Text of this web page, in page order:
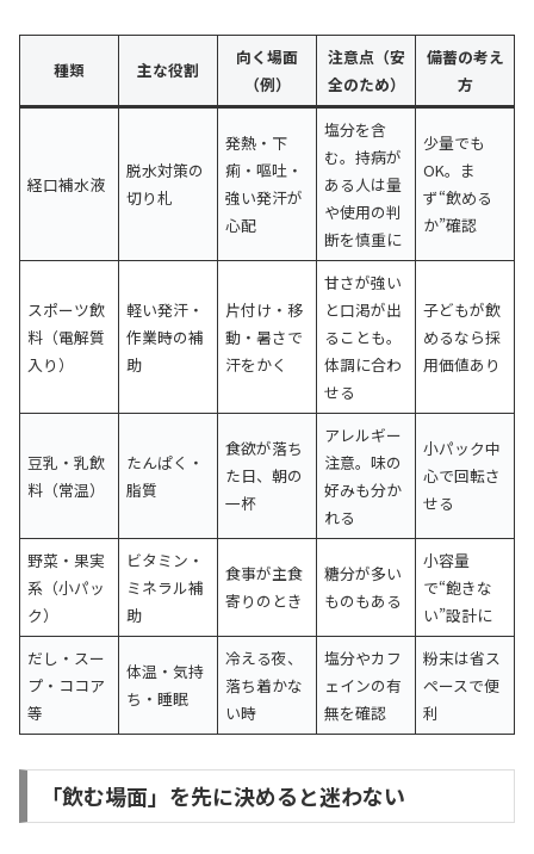
種類 主な役割
向く場面
（例）
注意点（安
全のため）
備蓄の考え
方
経口補水液
脱水対策の
切り札
発熱・下
痢・嘔吐・
強い発汗が
心配
塩分を含
む。持病が
ある人は量
や使用の判
断を慎重に
少量でも
OK。ま
ず“飲める
か”確認
スポーツ飲
料（電解質
入り）
軽い発汗・
作業時の補
助
片付け・移
動・暑さで
汗をかく
甘さが強い
と口渇が出
ることも。
体調に合わ
せる
子どもが飲
めるなら採
用価値あり
豆乳・乳飲
料（常温）
たんぱく・
脂質
食欲が落ち
た日、朝の
一杯
アレルギー
注意。味の
好みも分か
れる
小パック中
心で回転さ
せる
野菜・果実
系（小パッ
ク）
ビタミン・
ミネラル補
助
食事が主食
寄りのとき
糖分が多い
ものもある
小容量
で“飽きな
い”設計に
だし・スー
プ・ココア
等
体温・気持
ち・睡眠
冷える夜、
落ち着かな
い時
塩分やカフ
ェインの有
無を確認
粉末は省ス
ペースで便
利
「飲む場面」を先に決めると迷わない